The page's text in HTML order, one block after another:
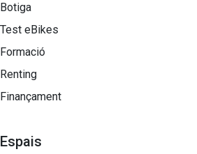
Botiga
Test eBikes
Formació
Renting
Finançament
Espais